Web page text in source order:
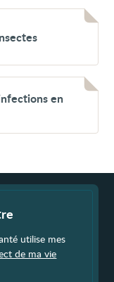
en
utilise mes
de ma vie